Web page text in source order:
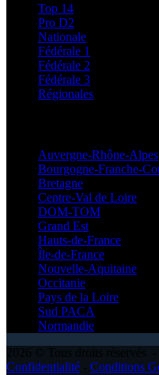
Top 14
Pro D2
Nationale
Fédérale 1
Fédérale 2
Fédérale 3
Régionales
Auvergne-Rhône-Alpes
Bourgogne-Franche-
Bretagne
Centre-Val de Loire
DOM-TOM
Grand Est
Hauts-de-France
Île-de-France
Nouvelle-Aquitaine
Occitanie
Pays de la Loire
Sud PACA
Normandie
Confidentialité
Conditions